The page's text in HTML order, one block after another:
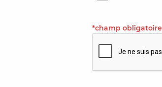
*champ obligatoire